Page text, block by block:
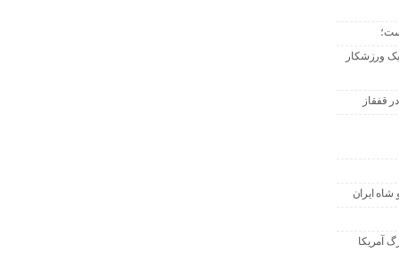
یک ورزشکار
قفقاز
ایران
آمریکا